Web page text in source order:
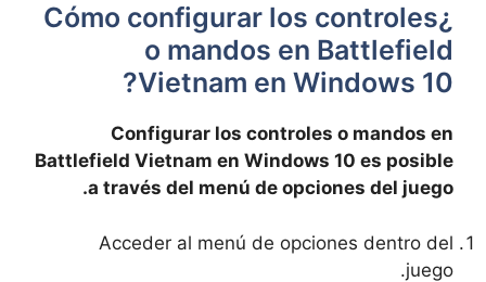
¿Cómo configurar los controles
o mandos en Battlefield
Vietnam en Windows 10?
Configurar los controles o mandos en
Battlefield Vietnam en Windows 10 es posible
a través del menú de opciones del juego.
Acceder al menú de opciones dentro del
juego.